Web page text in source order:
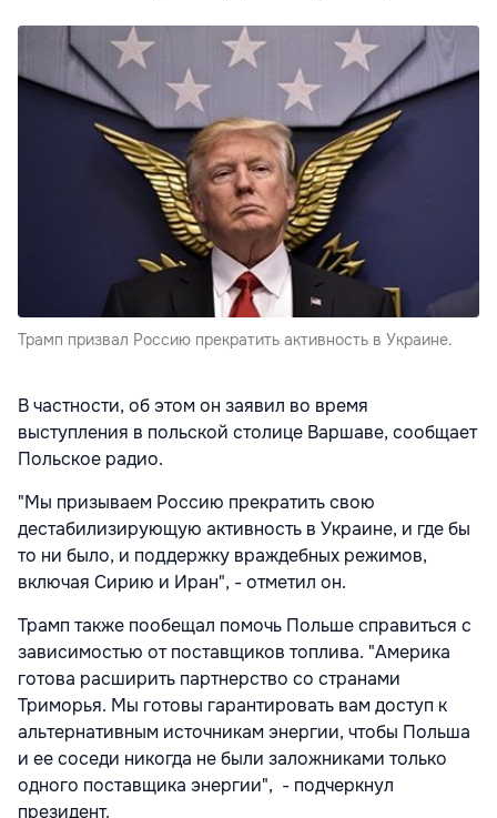
Трамп призвал Россию прекратить активность в Украине.
В частности, об этом он заявил во время
выступления в польской столице Варшаве, сообщает
Польское радио.
"Мы призываем Россию прекратить свою
дестабилизирующую активность в Украине, и где бы
то ни было, и поддержку враждебных режимов,
включая Сирию и Иран", - отметил он.
Трамп также пообещал помочь Польше справиться с
зависимостью от поставщиков топлива. "Америка
готова расширить партнерство со странами
Триморья. Мы готовы гарантировать вам доступ к
альтернативным источникам энергии, чтобы Польша
и ее соседи никогда не были заложниками только
одного поставщика энергии", - подчеркнул
президент.